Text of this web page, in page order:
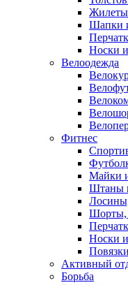
Жилеты
Шапки
Носки
Велоодежда
Фитнес
Майки
Штаны
Шорты,
Носки
Активный
Борьба